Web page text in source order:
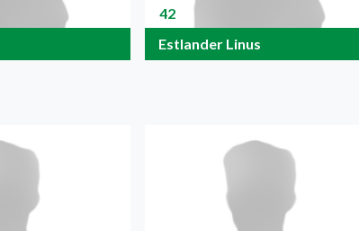
42
Estlander Linus